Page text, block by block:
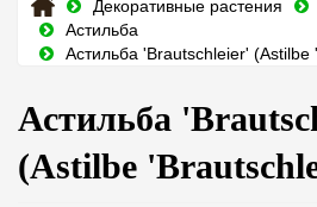
Декоративные растения
Астильба
Астильба 'Brautschleier' (Astilbe
Астильба
(Astilbe